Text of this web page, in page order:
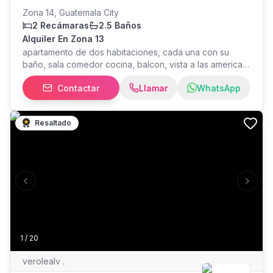
Zona 14, Guatemala City
2 Recámaras
2.5 Baños
Alquiler En Zona 13
apartamento de dos habitaciones, cada una con su
baño, sala comedor cocina, balcon, vista a las americas
y al aereopuerto, baño de visitas, desayunador.
$1150.00 Contactar Llamar WhatsApp
1 / 20
Previous slide Next
Resaltado
verolealv .